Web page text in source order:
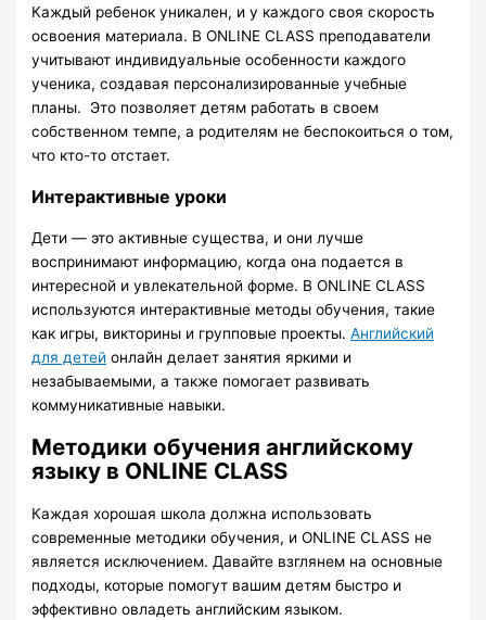
Каждый ребенок уникален, и у каждого своя скорость
освоения материала. В ONLINE CLASS преподаватели
учитывают индивидуальные особенности каждого
ученика, создавая персонализированные учебные
планы. Это позволяет детям работать в своем
собственном темпе, а родителям не беспокоиться о том,
что кто-то отстает.
Интерактивные уроки
Дети — это активные существа, и они лучше
воспринимают информацию, когда она подается в
интересной и увлекательной форме. В ONLINE CLASS
используются интерактивные методы обучения, такие
как игры, викторины и групповые проекты.Английский
для детей онлайн делает занятия яркими и
незабываемыми, а также помогает развивать
коммуникативные навыки.
Методики обучения английскому
языку в ONLINE CLASS
Каждая хорошая школа должна использовать
современные методики обучения, и ONLINE CLASS не
является исключением. Давайте взглянем на основные
подходы, которые помогут вашим детям быстро и
эффективно овладеть английским языком.